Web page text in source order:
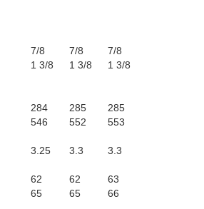
7/8 7/8
7/8
1 3/8 1 3/8
1 3/8
284 285
285
546 552
553
3.25 3.3
3.3
62 62
63
65 65 66